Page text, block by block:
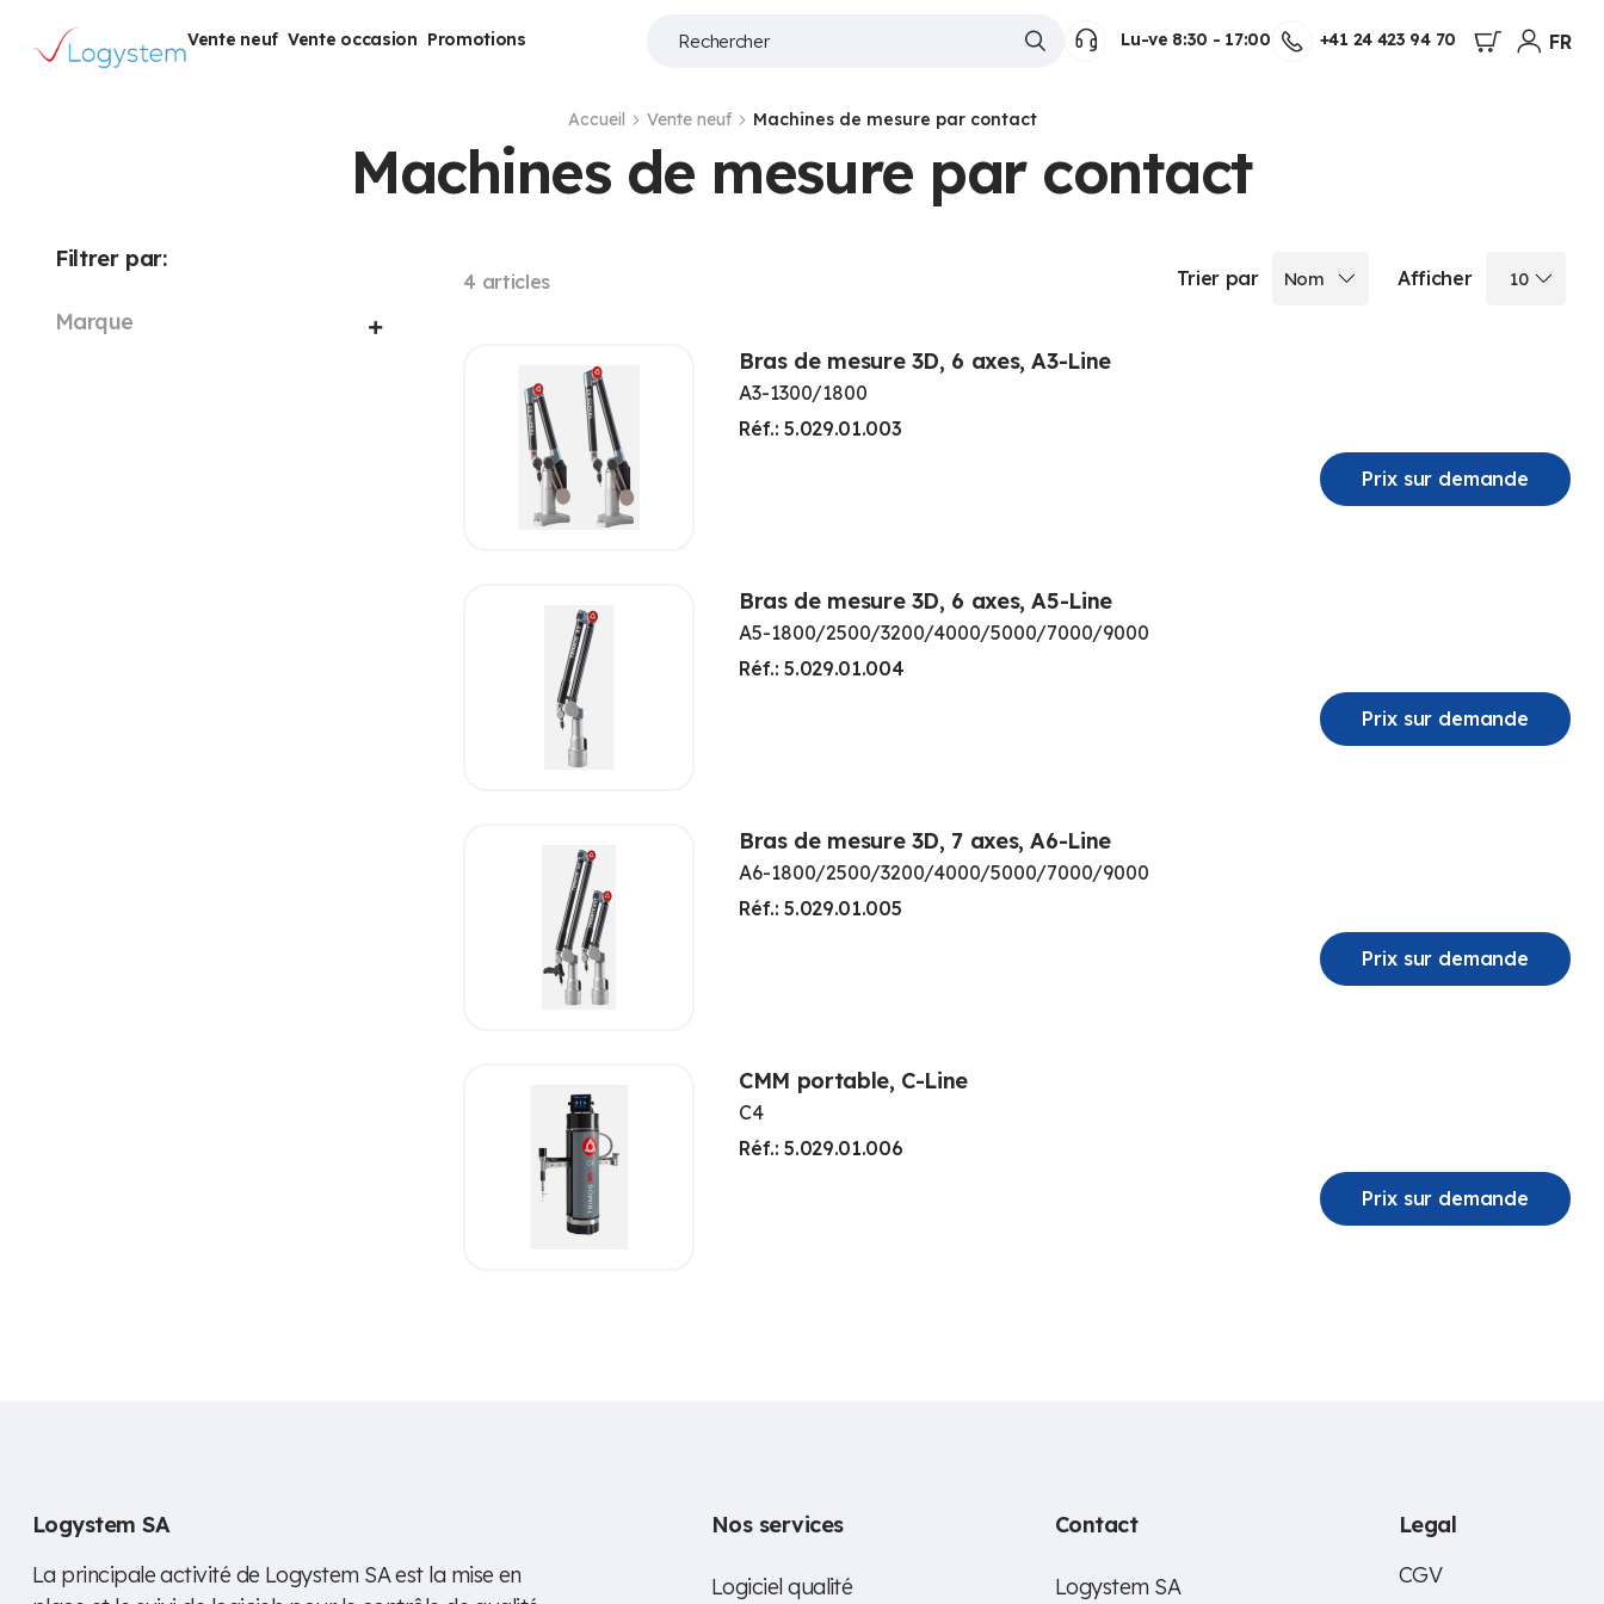
Vente neuf Vente occasion Promotions Lu-ve 8:30 - 17:00 +41 24 423 94 70 Mon panier
FR
Accueil Vente neuf Machines de mesure par contact
Machines de mesure par contact
4 articles Trier par Afficher
Bras de mesure 3D, 6 axes, A3-Line
A3-1300/1800
Réf.: 5.029.01.003
Prix sur demande
Bras de mesure 3D, 6 axes, A5-Line
A5-1800/2500/3200/4000/5000/7000/9000
Réf.: 5.029.01.004
Prix sur demande
Bras de mesure 3D, 7 axes, A6-Line
A6-1800/2500/3200/4000/5000/7000/9000
Réf.: 5.029.01.005
Prix sur demande
CMM portable, C-Line
C4
Réf.: 5.029.01.006
Prix sur demande
Filtrer par:
Marque
Logystem SA
La principale activité de Logystem SA est la mise en
Nos services
Logiciel qualité
Contact
Logystem SA
Legal
CGV